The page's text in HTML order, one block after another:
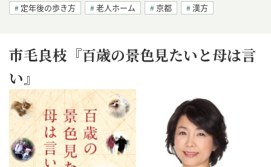
定年後の歩き方
老人ホーム 京都 漢方
市毛良枝『百歳の景色見たいと母は言
い』